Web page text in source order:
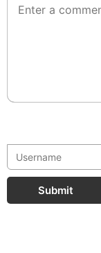
Submit